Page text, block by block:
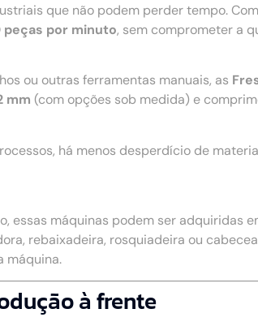
que não podem perder tempo.
peças por minuto, sem comprometer a
ou outras ferramentas manuais, as
mm (com opções sob medida) e
há menos desperdício de
essas máquinas podem ser adquiridas
rebaixadeira, rosquiadeira ou
máquina.
à frente